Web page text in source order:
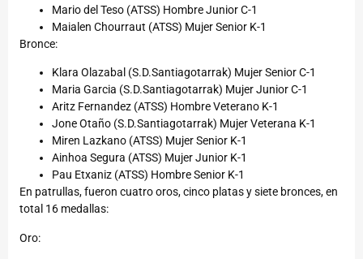
Mario del Teso (ATSS) Hombre Junior C-1
Maialen Chourraut (ATSS) Mujer Senior K-1
Bronce:
Klara Olazabal (S.D.Santiagotarrak) Mujer Senior C-1
Maria Garcia (S.D.Santiagotarrak) Mujer Junior C-1
Aritz Fernandez (ATSS) Hombre Veterano K-1
Jone Otaño (S.D.Santiagotarrak) Mujer Veterana K-1
Miren Lazkano (ATSS) Mujer Senior K-1
Ainhoa Segura (ATSS) Mujer Junior K-1
Pau Etxaniz (ATSS) Hombre Senior K-1
En patrullas, fueron cuatro oros, cinco platas y siete bronces, en
total 16 medallas:
Oro: